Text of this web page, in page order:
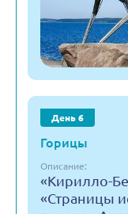
День 6
Горицы
Описание:
«Кирилло-
«Страницы